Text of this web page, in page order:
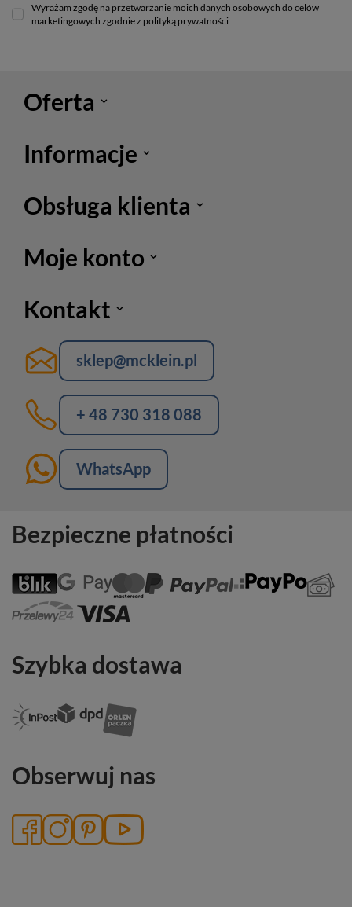
Wyrażam zgodę na przetwarzanie moich danych osobowych do celów
marketingowych zgodnie z polityką prywatności
Oferta
Informacje
Obsługa klienta
Moje konto
Kontakt
sklep@mcklein.pl
+ 48 730 318 088
WhatsApp
Bezpieczne płatności
Szybka dostawa
Obserwuj nas